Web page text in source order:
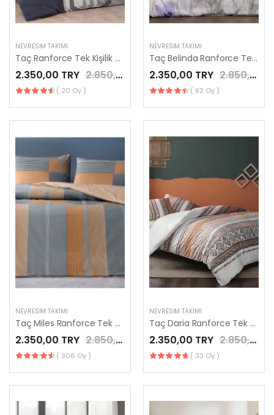
NEVRESIM TAKIMI
Taç Ranforce Tek Kişilik Nevresim Takımı Vesper Kahve
2.350,00 TRY 2.850,00 TRY
( 20 Oy )
NEVRESIM TAKIMI
Taç Belinda Ranforce Tek Kişilik Nevresim Takımı Lila
2.350,00 TRY 2.850,00 TRY
( 82 Oy )
NEVRESIM TAKIMI
Taç Miles Ranforce Tek Kişilik Nevresim Takımı Turuncu
2.350,00 TRY 2.850,00 TRY
( 306 Oy )
NEVRESIM TAKIMI
Taç Daria Ranforce Tek Kişilik Nevresim Takımı Taba
2.350,00 TRY 2.850,00 TRY
( 33 Oy )